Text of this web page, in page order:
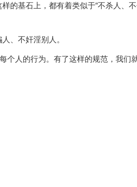
的基石上，都有着类似于“不杀人、
、不奸淫别人。
个人的行为。有了这样的规范，我们